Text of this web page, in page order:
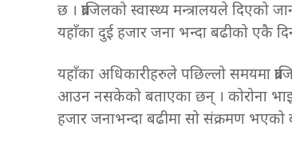
छ । ब्राजिलको स्वास्थ्य मन्त्रालयले
यहाँका दुई हजार जना भन्दा बढीको एकै
यहाँका अधिकारीहरुले पछिल्लो समयमा
आउन नसकेको बताएका छन् । कोरोना
हजार जनाभन्दा बढीमा सो संक्रमण भएको